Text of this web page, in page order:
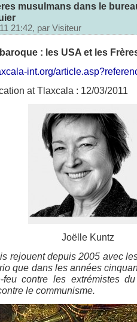
musulmans dans le
21:42, par Visiteur
: les USA et les
int.org/
at Tlaxcala : 12/03/2011
Joëlle Kuntz
rejouent depuis 2005 avec
que dans les années
feu contre les extrémistes
le communisme.